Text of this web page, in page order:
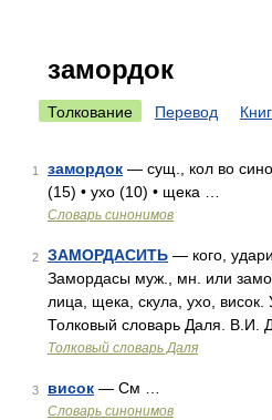
замордок
Толкование Перевод
1 замордок — сущ., кол во
(15) • ухо (10) • щека …
Словарь синонимов
2 ЗАМОРДАСИТЬ — кого,
Замордасы муж., мн. или
лица, щека, скула, ухо, висок.
Толковый словарь Даля. В.И.
Толковый словарь Даля
3 висок — См …
Словарь синонимов